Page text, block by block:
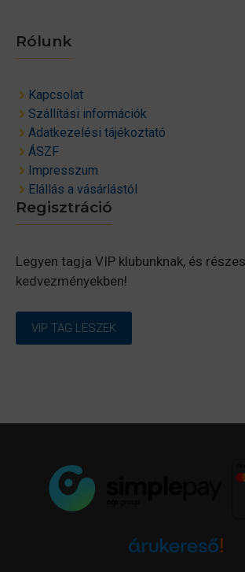
Rólunk
Kapcsolat
Szállítási információk
Adatkezelési tájékoztató
ÁSZF
Impresszum
Elállás a vásárlástól
Regisztráció
Legyen tagja VIP klubunknak, és
kedvezményekben!
VIP TAG LESZEK